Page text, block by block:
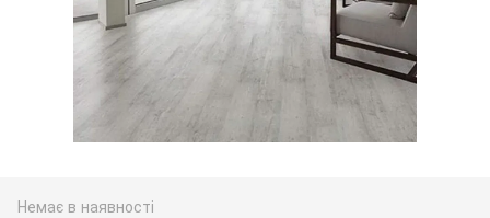
Немає в наявності